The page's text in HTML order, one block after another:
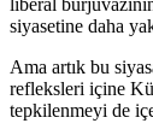
siyasetine daha
Ama artık bu
refleksleri içine
tepkilenmeyi de